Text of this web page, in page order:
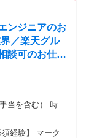
基本的な操作
身につけたい ・
ャリアを自分の
ティングを極め
Adobe
ンジニアのお
／楽天グル
談可のお仕事
含む） 時給
経験】 マーク